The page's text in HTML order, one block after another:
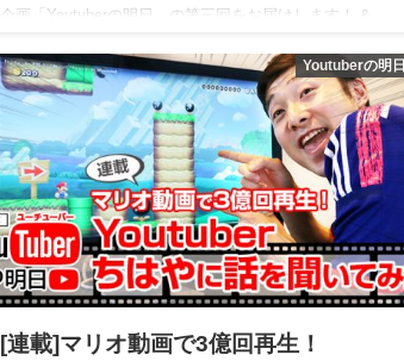
企画「Youtuberの明日」の第三回をお届けします！ &…
Youtuberの明日
[連載]マリオ動画で3億回再生！